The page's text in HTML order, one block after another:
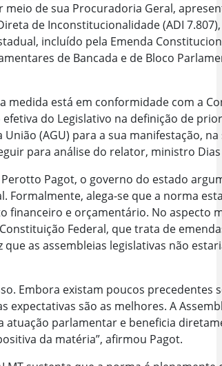
de sua Procuradoria Geral,
de Inconstitucionalidade (ADI
incluído pela Emenda
de Bancada e de Bloco
medida está em conformidade com a
do Legislativo na definição de
(AGU) para a sua manifestação,
para análise do relator, ministro Dias
Pagot, o governo do estado
alega-se que a norma
financeiro e orçamentário. No aspecto
Federal, que trata de
as assembleias legislativas não
Embora existam poucos precedentes
são as melhores. A
parlamentar e beneficia
da matéria”, afirmou Pagot.